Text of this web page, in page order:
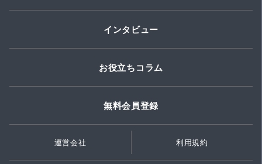
インタビュー
お役立ちコラム
無料会員登録
運営会社 利用規約